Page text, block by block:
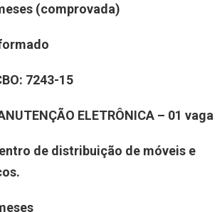
(comprovada)
7243-15
ELETRÔNICA – 01 vaga
de distribuição de móveis e